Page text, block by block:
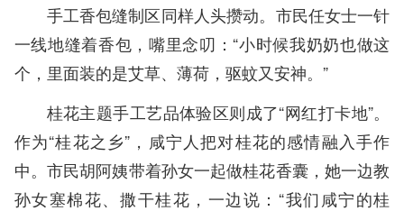
手工香包缝制区同样人头攒动。市民任女士一针
一线地缝着香包，嘴里念叨：“小时候我奶奶也做这
个，里面装的是艾草、薄荷，驱蚊又安神。”
桂花主题手工艺品体验区则成了“网红打卡地”。
作为“桂花之乡”，咸宁人把对桂花的感情融入手作
中。市民胡阿姨带着孙女一起做桂花香囊，她一边教
孙女塞棉花、撒干桂花，一边说：“我们咸宁的桂